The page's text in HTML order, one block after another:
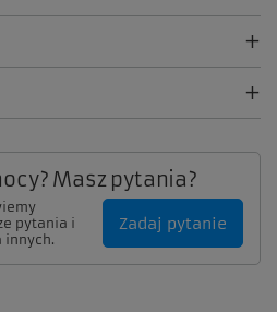
Masz pytania?
pytania i
innych.
Zadaj pytanie